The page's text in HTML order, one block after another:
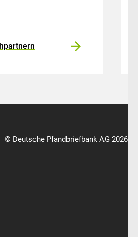
© Deutsche Pfandbriefbank AG 2026